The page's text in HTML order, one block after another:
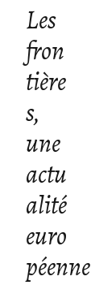
Les
fron
tière
s,
une
actu
alité
euro
péenne